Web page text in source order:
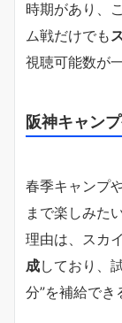
時期があり、
ム戦だけでも
視聴可能数が
阪神キャン
春季キャンプ
まで楽しみた
理由は、スカ
成しており、
分”を補給でき